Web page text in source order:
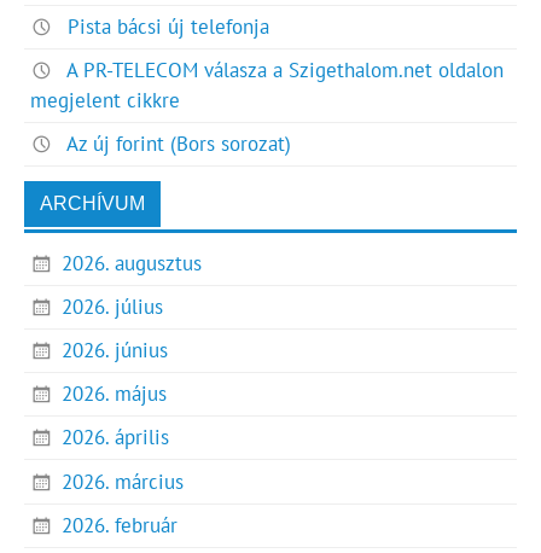
Pista bácsi új telefonja
A PR-TELECOM válasza a Szigethalom.net oldalon
megjelent cikkre
Az új forint (Bors sorozat)
ARCHÍVUM
2026. augusztus
2026. július
2026. június
2026. május
2026. április
2026. március
2026. február